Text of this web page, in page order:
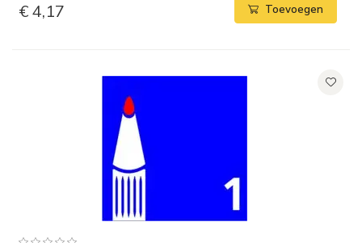
€ 4,17 Toevoegen